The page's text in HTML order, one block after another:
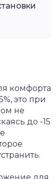
комфорта
это при
не
до -15
для